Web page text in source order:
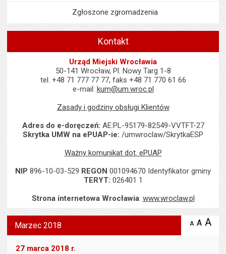
Zgłoszone zgromadzenia
Kontakt
Urząd Miejski Wrocławia
50-141 Wrocław, Pl. Nowy Targ 1-8
tel. +48 71 777 77 77, faks +48 71 770 61 66
e-mail: kum@um.wroc.pl
Zasady i godziny obsługi Klientów
Adres do e-doręczeń: AE:PL-95179-82549-VVTFT-27
Skrytka UMW na ePUAP-ie: /umwroclaw/SkrytkaESP
Ważny komunikat dot. ePUAP
NIP 896-10-03-529 REGON 001094670 Identyfikator gminy
TERYT: 026401 1
Strona internetowa Wrocławia: www.wroclaw.pl
Marzec 2018 A zmniejsz
A A
27 marca 2018 r.